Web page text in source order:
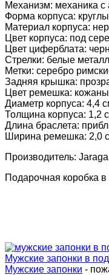
Механизм: механика с
Форма корпуса:
Материал корпуса:
Цвет корпуса: под
Цвет циферблата:
Стрелки: белые
Метки: серебро
Задняя крышка:
Цвет ремешка:
Диаметр корпуса: 4,4
Толщина корпуса: 1,2
Длина браслета:
Ширина ремешка: 2,0
Производитель:
Подарочная коробка в
Мужские запонки в
Мужские запонки -